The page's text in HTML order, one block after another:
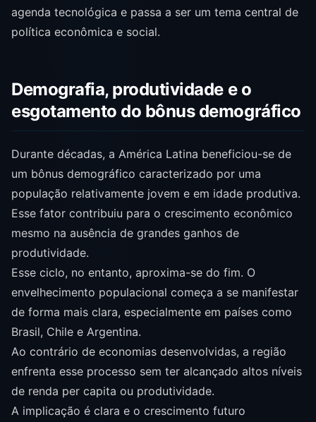
agenda tecnológica e passa a ser um tema central de
política econômica e social.
Demografia, produtividade e o
esgotamento do bônus demográfico
Durante décadas, a América Latina beneficiou-se de
um bônus demográfico caracterizado por uma
população relativamente jovem e em idade produtiva.
Esse fator contribuiu para o crescimento econômico
mesmo na ausência de grandes ganhos de
produtividade.
Esse ciclo, no entanto, aproxima-se do fim. O
envelhecimento populacional começa a se manifestar
de forma mais clara, especialmente em países como
Brasil, Chile e Argentina.
Ao contrário de economias desenvolvidas, a região
enfrenta esse processo sem ter alcançado altos níveis
de renda per capita ou produtividade.
A implicação é clara e o crescimento futuro